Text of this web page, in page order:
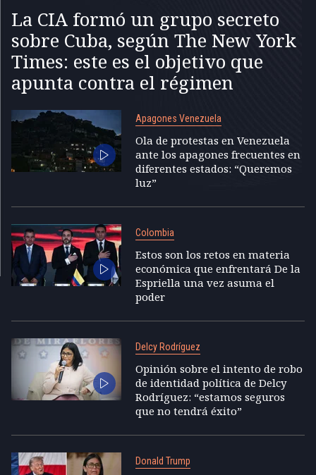
La CIA formó un grupo secreto
sobre Cuba, según The New York
Times: este es el objetivo que
apunta contra el régimen
Apagones Venezuela
Ola de protestas en Venezuela
ante los apagones frecuentes en
diferentes estados: “Queremos
luz”
Colombia
Estos son los retos en materia
económica que enfrentará De la
Espriella una vez asuma el
poder
Delcy Rodríguez
Opinión sobre el intento de robo
de identidad política de Delcy
Rodríguez: “estamos seguros
que no tendrá éxito”
Donald Trump